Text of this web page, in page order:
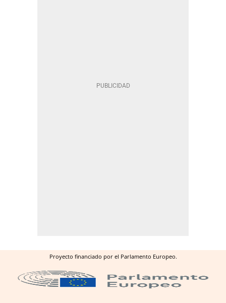
Proyecto financiado por el Parlamento Europeo.